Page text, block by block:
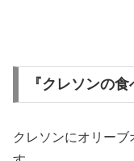
『クレソンの食
クレソンにオリーブ